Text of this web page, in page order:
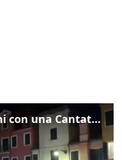
Venezia omaggia Guccini con una Cantata Anarchica in campo Santa Margherita